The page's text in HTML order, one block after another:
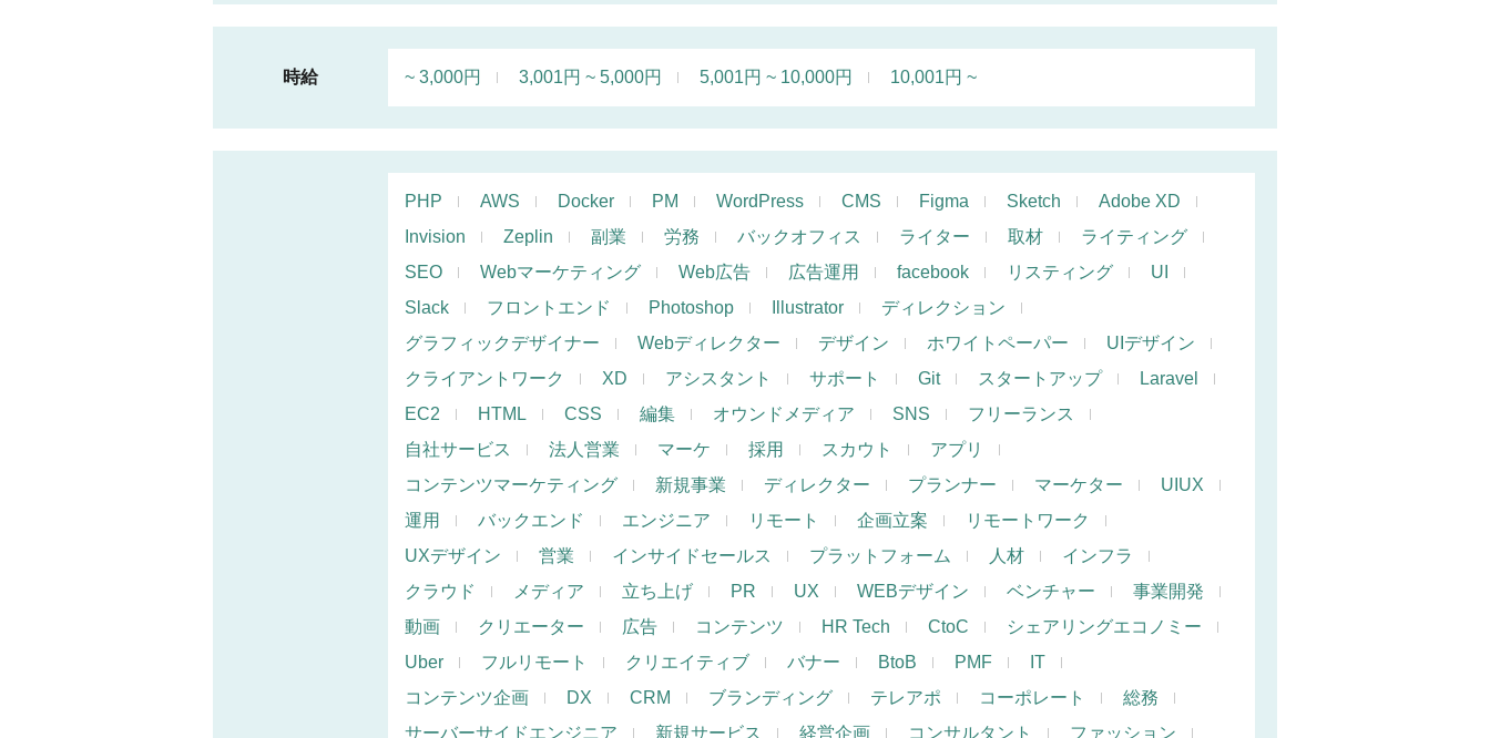
時給 ~ 3,000円 3,001円 ~ 5,000円 5,001円 ~ 10,000円 10,001円 ~
PHP AWS Docker PM WordPress CMS Figma Sketch
Adobe XD
Invision
Zeplin 副業 労務 バックオフィス ライター 取材
ライティング
SEO
Webマーケティング Web広告 広告運用 facebook リスティング
UI
Slack
フロントエンド Photoshop Illustrator
ディレクション
グラフィックデザイナー
Webディレクター デザイン ホワイトペーパー
UIデザイン
クライアントワーク
XD アシスタント サポート Git スタートアップ
Laravel
EC2
HTML CSS 編集 オウンドメディア SNS
フリーランス
自社サービス
法人営業 マーケ 採用 スカウト
アプリ
コンテンツマーケティング
新規事業 ディレクター プランナー マーケター
UIUX
運用
バックエンド エンジニア リモート 企画立案
リモートワーク
UXデザイン
営業 インサイドセールス プラットフォーム 人材
インフラ
クラウド
メディア 立ち上げ PR UX WEBデザイン ベンチャー
事業開発
動画
クリエーター 広告 コンテンツ HR Tech CtoC
シェアリングエコノミー
Uber
フルリモート クリエイティブ バナー BtoB PMF
IT
コンテンツ企画
DX CRM ブランディング テレアポ コーポレート
総務
サーバーサイドエンジニア
新規サービス 経営企画 コンサルタント
ファッション